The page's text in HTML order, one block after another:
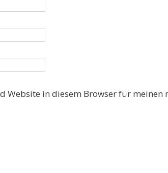
Website in diesem Browser für meinen